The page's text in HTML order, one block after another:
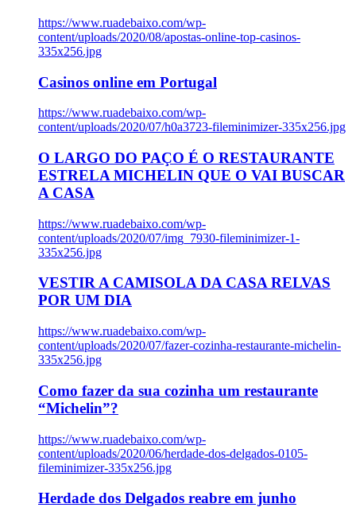
https://www.ruadebaixo.com/wp-
content/uploads/2020/08/apostas-online-top-casinos-
335x256.jpg
Casinos online em Portugal
https://www.ruadebaixo.com/wp-
content/uploads/2020/07/h0a3723-fileminimizer-335x256.jpg
O LARGO DO PAÇO É O RESTAURANTE
ESTRELA MICHELIN QUE O VAI BUSCAR
A CASA
https://www.ruadebaixo.com/wp-
content/uploads/2020/07/img_7930-fileminimizer-1-
335x256.jpg
VESTIR A CAMISOLA DA CASA RELVAS
POR UM DIA
https://www.ruadebaixo.com/wp-
content/uploads/2020/07/fazer-cozinha-restaurante-michelin-
335x256.jpg
Como fazer da sua cozinha um restaurante
“Michelin”?
https://www.ruadebaixo.com/wp-
content/uploads/2020/06/herdade-dos-delgados-0105-
fileminimizer-335x256.jpg
Herdade dos Delgados reabre em junho